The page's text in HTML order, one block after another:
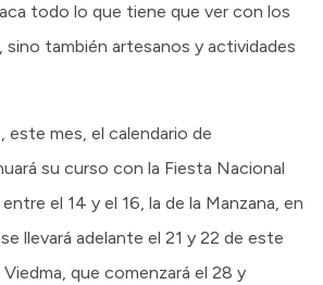
todo lo que tiene que ver con los
también artesanos y actividades
este mes, el calendario de
su curso con la Fiesta Nacional
el 14 y el 16, la de la Manzana, en
llevará adelante el 21 y 22 de este
Viedma, que comenzará el 28 y